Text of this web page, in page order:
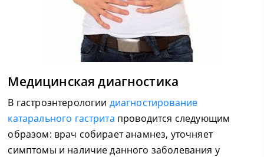
Медицинская диагностика
В гастроэнтерологии диагностирование
катарального гастрита проводится следующим
образом: врач собирает анамнез, уточняет
симптомы и наличие данного заболевания у